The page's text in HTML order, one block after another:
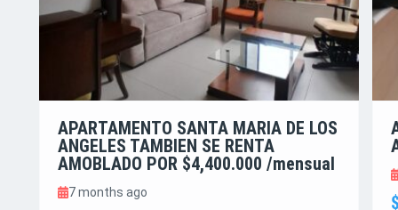
APARTAMENTO SANTA MARIA DE LOS
ANGELES TAMBIEN SE RENTA
AMOBLADO POR $4,400.000 /mensual
7 months ago